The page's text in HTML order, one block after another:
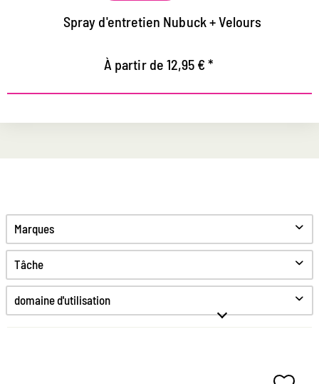
Spray d'entretien Nubuck + Velours
À partir de 12,95 € *
Marques
Tâche
Nettoyer
S'occuper de
domaine d'utilisation